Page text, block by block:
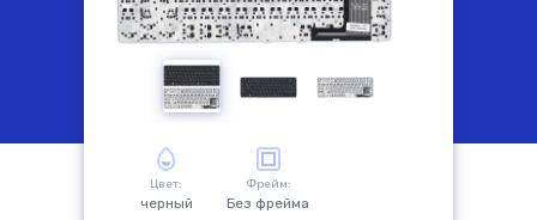
комплектующие
Цвет:
черный
Фрейм:
Без фрейма